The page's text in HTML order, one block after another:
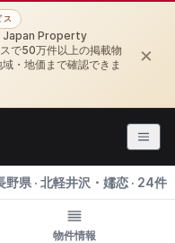
ス
Japan Property
で50万件以上の掲載物
・地価まで確認できま
×
野県 · 北軽井沢・嬬恋 · 24件
物件情報